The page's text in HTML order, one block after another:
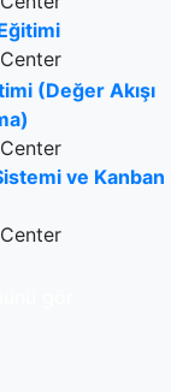
(Değer Akışı
ve Kanban